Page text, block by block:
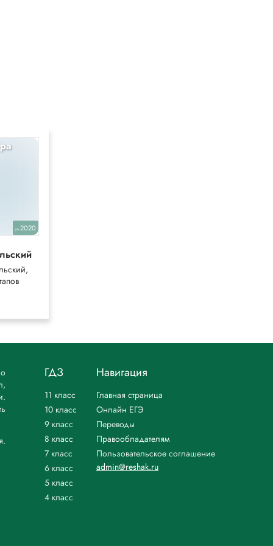
уч.2020
ГДЗ
11 класс
10 класс
9 класс
8 класс
7 класс
6 класс
5 класс
4 класс
Навигация
Главная страница
Онлайн ЕГЭ
Переводы
Правообладателям
Пользовательское соглашение
admin@reshak.ru